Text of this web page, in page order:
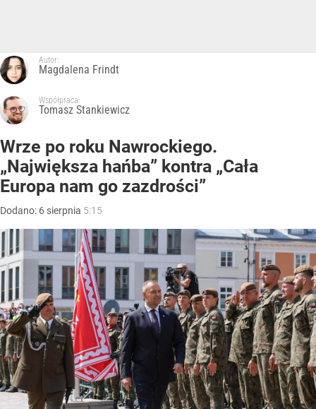
Autor:
Magdalena Frindt
Współpraca:
Tomasz Stankiewicz
Wrze po roku Nawrockiego.
„Największa hańba” kontra „Cała
Europa nam go zazdrości”
Dodano: 6 sierpnia 5:15